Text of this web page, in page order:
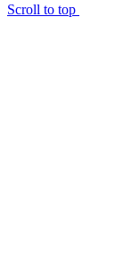
Scroll to top